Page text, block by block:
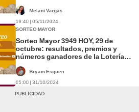
Melani Vargas
19:40 | 05/11/2024
SORTEO MAYOR
Sorteo Mayor 3949 HOY, 29 de
octubre: resultados, premios y
números ganadores de la Lotería
Bryam Esquen
05:00 | 31/10/2024